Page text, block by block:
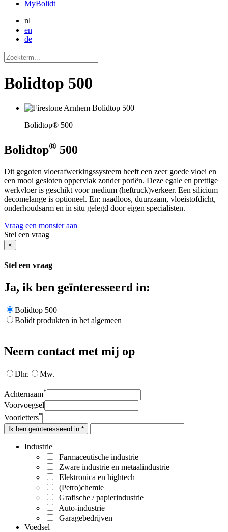
MyBolidt
nl
en
de
Bolidtop 500
Bolidtop® 500
Bolidtop® 500
Dit gegoten vloerafwerkingssysteem heeft een zeer goede vloei en
een mooi gesloten oppervlak zonder poriën. Deze egale en prettige
werkvloer is geschikt voor medium (heftruck)verkeer. Een silicium
decomelange is optioneel. En: naadloos, duurzaam, vloeistofdicht,
onderhoudsarm en in situ gelegd door eigen specialisten.
Vraag een monster aan
Stel een vraag
×
Stel een vraag
Ja, ik ben geïnteresseerd in:
Bolidtop 500
Bolidt produkten in het algemeen
Neem contact met mij op
Dhr. Mw.
Achternaam*
Voorvoegsel
Voorletters*
Ik ben geïnteresseerd in *
Industrie
Farmaceutische industrie
Zware industrie en metaalindustrie
Elektronica en hightech
(Petro)chemie
Grafische / papierindustrie
Auto-industrie
Garagebedrijven
Voedsel